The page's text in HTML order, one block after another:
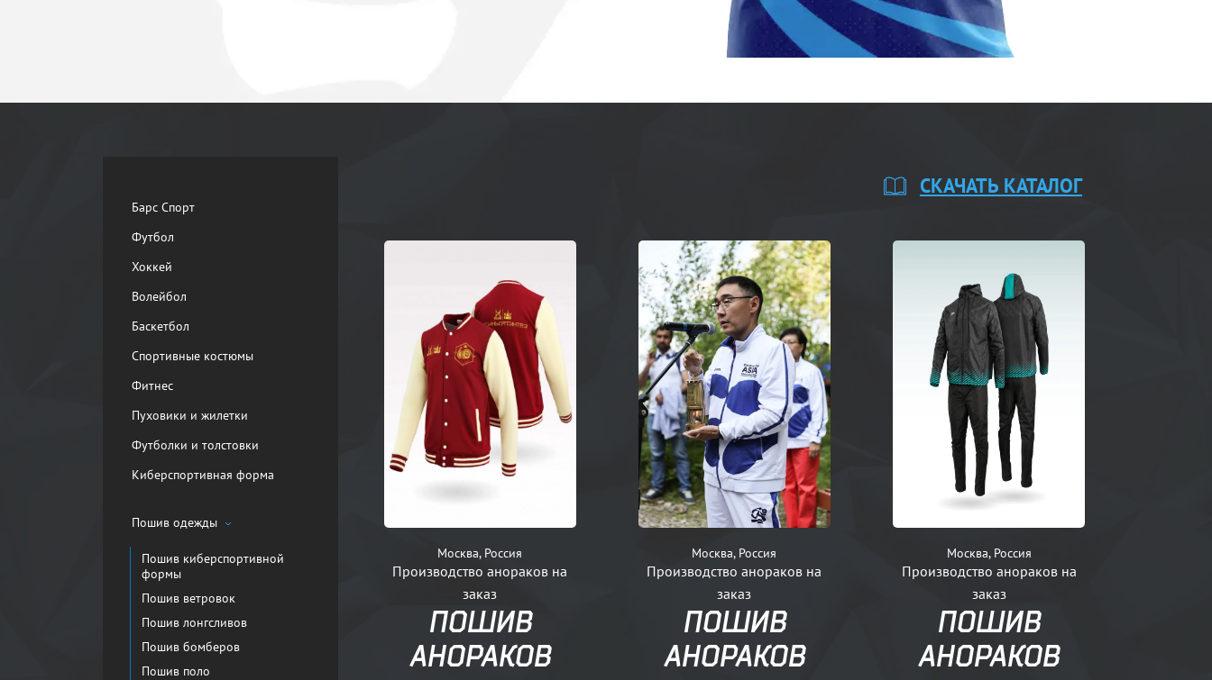
Барс Спорт
Футбол
Хоккей
Волейбол
Баскетбол
Спортивные костюмы
Фитнес
Пуховики и жилетки
Футболки и толстовки
Киберспортивная форма
Пошив одежды
Пошив киберспортивной
формы
Пошив ветровок
Пошив лонгсливов
Пошив бомберов
Пошив поло
СКАЧАТЬ КАТАЛОГ
Москва, Россия
Производство анораков на
заказ
ПОШИВ
АНОРАКОВ
Москва, Россия
Производство анораков на
заказ
ПОШИВ
АНОРАКОВ
Москва, Россия
Производство анораков на
заказ
ПОШИВ
АНОРАКОВ